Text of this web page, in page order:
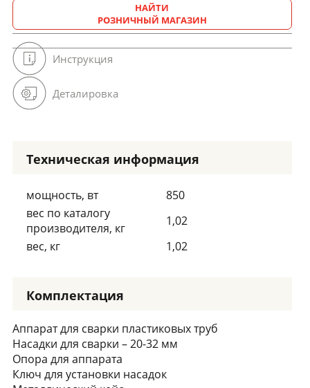
НАЙТИ
РОЗНИЧНЫЙ МАГАЗИН
Инструкция
Деталировка
Техническая информация
мощность, вт
850
вес по каталогу
производителя, кг
1,02
вес, кг
1,02
Комплектация
Аппарат для сварки пластиковых труб
Насадки для сварки – 20-32 мм
Опора для аппарата
Ключ для установки насадок